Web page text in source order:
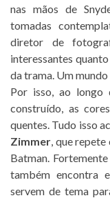
nas mãos de
tomadas
diretor de
interessantes
da trama. Um
Por isso, ao longo
construído, as
quentes. Tudo isso
Zimmer, que
Batman.
também encontra
servem de tema